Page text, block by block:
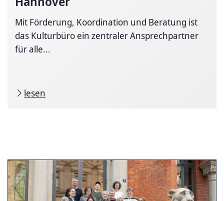
Mit Förderung, Koordination und Beratung ist
das Kulturbüro ein zentraler Ansprechpartner
für alle...
lesen